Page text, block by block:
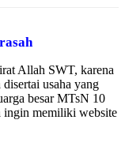
Allah SWT, karena
usaha yang
besar MTsN 10
ingin memiliki website